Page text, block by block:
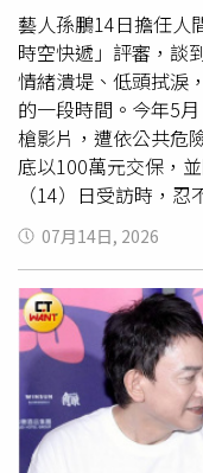
藝人孫鵬14日擔任人
時空快遞」評審，談
情緒潰堤、低頭拭淚
的一段時間。今年5
槍影片，遭依公共危
底以100萬元交保，
（14）日受訪時，
他這輩子遇到最多事
也因為這些考驗成長
到最多事情的時間。
到困難時，唯一能做
去，「今天的事情到
坦然面對，你唯有坦
長，這才是你的人生
表示，每個家庭都有
藝人員，更容易受到
07月14日, 2026